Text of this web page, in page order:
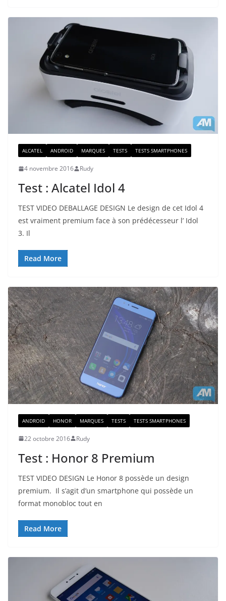
ALCATEL ANDROID MARQUES TESTS TESTS SMARTPHONES
4 novembre 2016 Rudy
Test : Alcatel Idol 4
TEST VIDEO DEBALLAGE DESIGN Le design de cet Idol 4
est vraiment premium face à son prédécesseur l’ Idol
3. Il
Read More
ANDROID HONOR MARQUES TESTS TESTS SMARTPHONES
22 octobre 2016 Rudy
Test : Honor 8 Premium
TEST VIDEO DESIGN Le Honor 8 possède un design
premium. Il s’agit d’un smartphone qui possède un
format monobloc tout en
Read More